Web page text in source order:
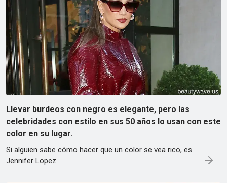
Llevar burdeos con negro es elegante, pero las
celebridades con estilo en sus 50 años lo usan con este
color en su lugar.
Si alguien sabe cómo hacer que un color se vea rico, es
Jennifer Lopez.